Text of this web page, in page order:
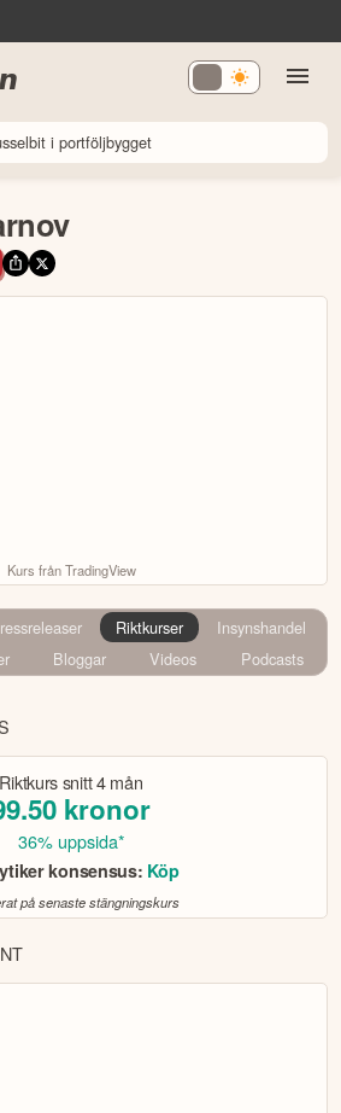
i portföljbygget
Kurs från TradingView
Riktkurser
Insynshandel
Bloggar Videos Podcasts
Riktkurs snitt4 mån
kronor
36% uppsida*
konsensus: Köp
på senaste stängningskurs